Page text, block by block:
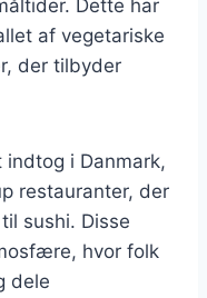
Dette har
af vegetariske
der tilbyder
i Danmark,
restauranter, der
sushi. Disse
hvor folk
dele